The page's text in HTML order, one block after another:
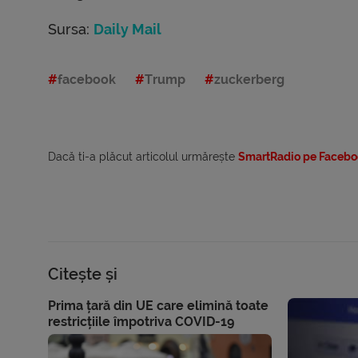
Sursa: Daily Mail
facebook Trump zuckerberg
Dacă ti-a plăcut articolul urmărește SmartRadio pe
Citește și
Prima țară din UE care elimină toate
restricțiile împotriva COVID-19